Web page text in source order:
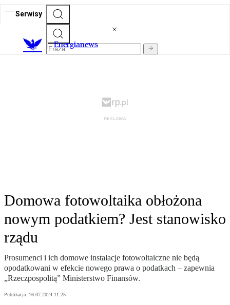
Serwisy
Energianews
Domowa fotowoltaika obłożona
nowym podatkiem? Jest stanowisko
rządu
Prosumenci i ich domowe instalacje fotowoltaiczne nie będą
opodatkowani w efekcie nowego prawa o podatkach – zapewnia
„Rzeczpospolitą” Ministerstwo Finansów.
Publikacja: 16.07.2024 11:25